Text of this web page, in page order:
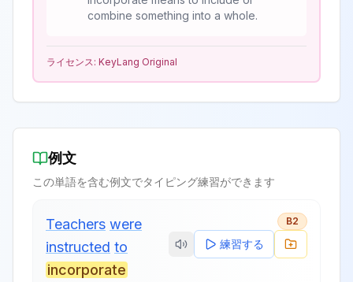
combine something into a whole.
ライセンス: KeyLang Original
例文
この単語を含む例文でタイピング練習ができます
Teachers were
instructed to
incorporate
B2
練習する